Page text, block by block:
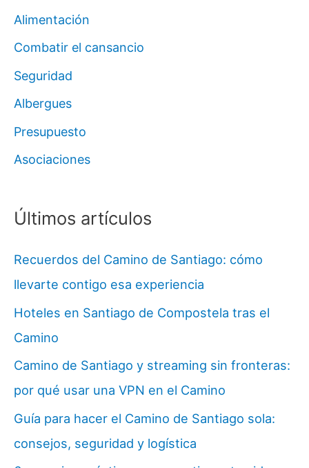
Alimentación
Combatir el cansancio
Seguridad
Albergues
Presupuesto
Asociaciones
Últimos artículos
Recuerdos del Camino de Santiago: cómo
llevarte contigo esa experiencia
Hoteles en Santiago de Compostela tras el
Camino
Camino de Santiago y streaming sin fronteras:
por qué usar una VPN en el Camino
Guía para hacer el Camino de Santiago sola:
consejos, seguridad y logística